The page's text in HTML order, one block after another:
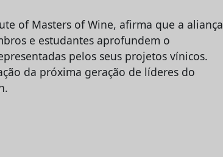
of Masters of Wine, afirma que a aliança
e estudantes aprofundem o
pelos seus projetos vínicos.
da próxima geração de líderes do